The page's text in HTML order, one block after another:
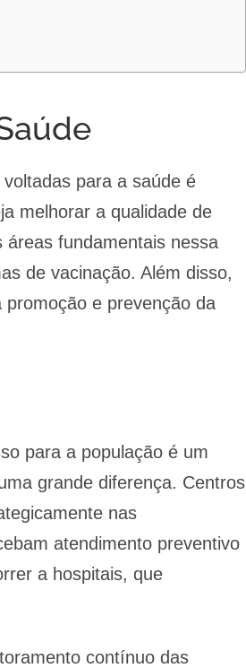
para a saúde é
melhorar a qualidade de
áreas fundamentais nessa
de vacinação. Além disso,
e prevenção da
para a população é um
grande diferença. Centros
nas
atendimento preventivo
a hospitais, que
contínuo das